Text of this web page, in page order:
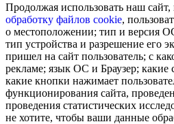
Продолжая использовать наш сайт,
обработку файлов cookie,
о местоположении; тип и версия
тип устройства и разрешение его
пришел на сайт пользователь; с
рекламе; язык ОС и Браузер; какие
какие кнопки нажимает
функционирования сайта,
проведения статистических
не хотите, чтобы ваши данные